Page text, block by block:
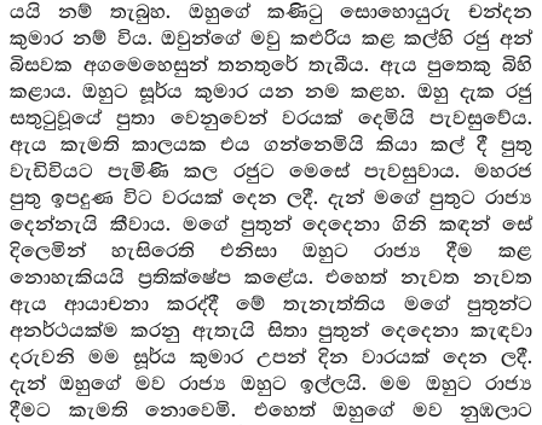
යයි නම් තැබුහ. ඔහුගේ කණිටු සොහොයුරු චන්දන
කුමාර නම් විය. ඔවුන්ගේ මවු කළුරිය කළ කල්හි රජු අන්
බිසවක අගමෙහෙසුන් තනතුරේ තැබීය. ඇය පුතෙකු බිහි
කළාය. ඔහුට සූර්ය කුමාර යන නම කළහ. ඔහු දැක රජු
සතුටුවූයේ පුතා වෙනුවෙන් වරයක් දෙමියි පැවසුවේය.
ඇය කැමති කාලයක එය ගන්නෙමියි කියා කල් දී පුතු
වැඩිවියට පැමිණි කල රජුට මෙසේ පැවසුවාය. මහරජ
පුතු ඉපදුණ විට වරයක් දෙන ලදී. දැන් මගේ පුතුට රාජ්‍ය
දෙන්නැයි කීවාය. මගේ පුතුන් දෙදෙනා ගිනි කඳන් සේ
දිලෙමින් හැසිරෙති එනිසා ඔහුට රාජ්‍ය දීම කළ
නොහැකියයි ප්‍රතික්ෂේප කළේය. එහෙත් නැවත නැවත
ඇය ආයාචනා කරද්දී මේ තැනැත්තිය මගේ පුතුන්ට
අනර්ථයක්ම කරනු ඇතැයි සිතා පුතුන් දෙදෙනා කැඳවා
දරුවනි මම සූර්ය කුමාර උපන් දින වාරයක් දෙන ලදී.
දැන් ඔහුගේ මව රාජ්‍ය ඔහුට ඉල්ලයි. මම ඔහුට රාජ්‍ය
දීමට කැමති නොවෙමි. එහෙත් ඔහුගේ මව නුඹලාට